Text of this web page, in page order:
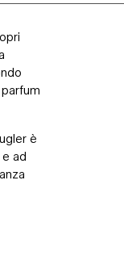
è
ad